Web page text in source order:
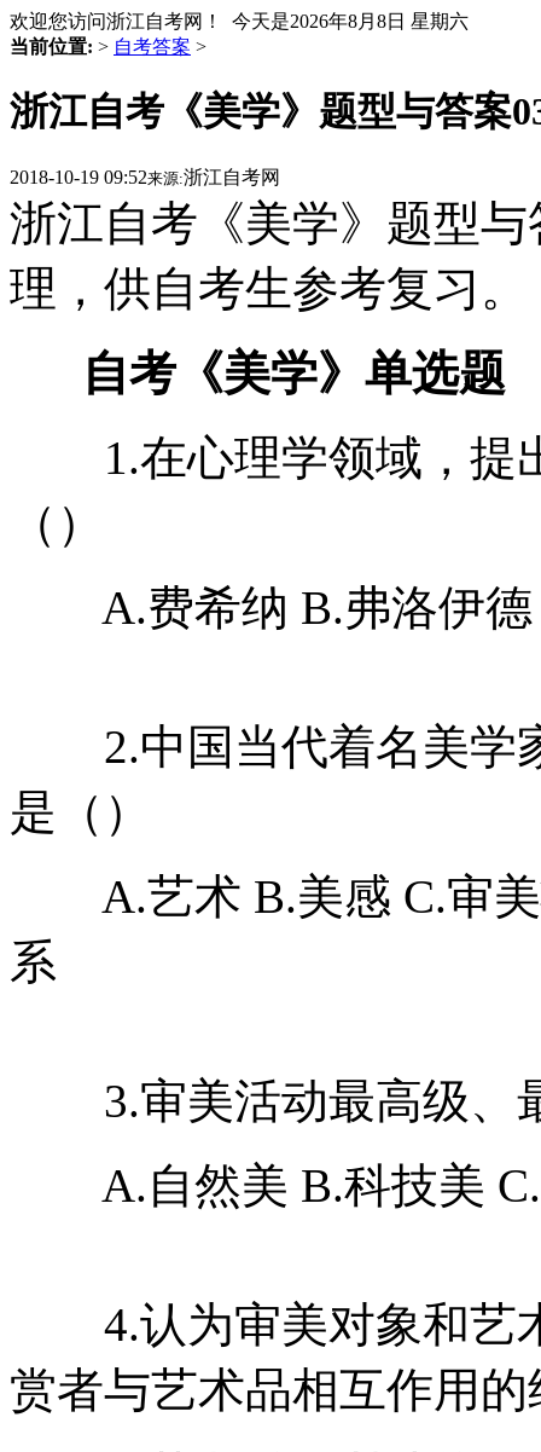
欢迎您访问浙江自考网！ 今天是2026年8月8日 星期六
当前位置: > 自考答案 >
浙江自考《美学》题型与答案
2018-10-19 09:52来源:浙江自考网
浙江自考《美学》题型
理，供自考生参考复习。
自考《美学》单选题
1.在心理学领域，提
（）
A.费希纳 B.弗洛伊德
2.中国当代着名美学
是（）
A.艺术 B.美感 C.审美
系
3.审美活动最高级、
A.自然美 B.科技美 C.
4.认为审美对象和艺
赏者与艺术品相互作用